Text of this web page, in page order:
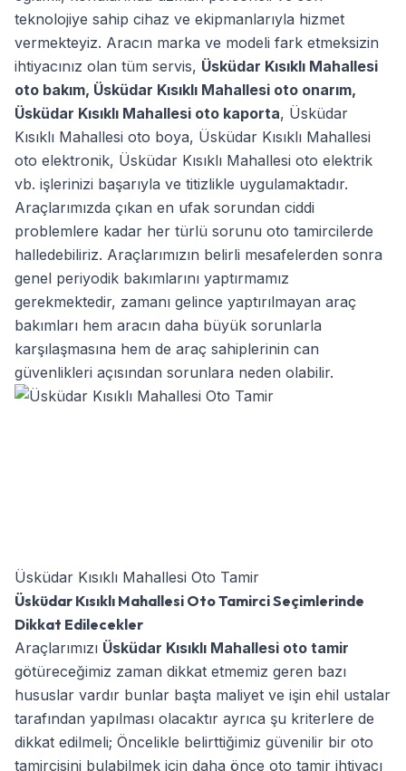
teknolojiye sahip cihaz ve ekipmanlarıyla hizmet
vermekteyiz. Aracın marka ve modeli fark etmeksizin
ihtiyacınız olan tüm servis, Üsküdar Kısıklı Mahallesi
oto bakım, Üsküdar Kısıklı Mahallesi oto onarım,
Üsküdar Kısıklı Mahallesi oto kaporta, Üsküdar
Kısıklı Mahallesi oto boya, Üsküdar Kısıklı Mahallesi
oto elektronik, Üsküdar Kısıklı Mahallesi oto elektrik
vb. işlerinizi başarıyla ve titizlikle uygulamaktadır.
Araçlarımızda çıkan en ufak sorundan ciddi
problemlere kadar her türlü sorunu oto tamircilerde
halledebiliriz. Araçlarımızın belirli mesafelerden sonra
genel periyodik bakımlarını yaptırmamız
gerekmektedir, zamanı gelince yaptırılmayan araç
bakımları hem aracın daha büyük sorunlarla
karşılaşmasına hem de araç sahiplerinin can
güvenlikleri açısından sorunlara neden olabilir.
Üsküdar Kısıklı Mahallesi Oto Tamir
Üsküdar Kısıklı Mahallesi Oto Tamirci Seçimlerinde
Dikkat Edilecekler
Araçlarımızı Üsküdar Kısıklı Mahallesi oto tamir
götüreceğimiz zaman dikkat etmemiz geren bazı
hususlar vardır bunlar başta maliyet ve işin ehil ustalar
tarafından yapılması olacaktır ayrıca şu kriterlere de
dikkat edilmeli; Öncelikle belirttiğimiz güvenilir bir oto
tamircisini bulabilmek için daha önce oto tamir ihtiyacı